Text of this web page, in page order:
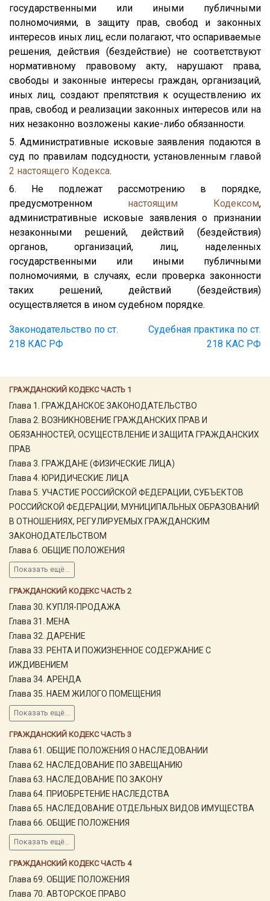
ГРАЖДАНСКИЙ КОДЕКС ЧАСТЬ 1
Глава 1. ГРАЖДАНСКОЕ ЗАКОНОДАТЕЛЬСТВО
Глава 2. ВОЗНИКНОВЕНИЕ ГРАЖДАНСКИХ ПРАВ И
ОБЯЗАННОСТЕЙ, ОСУЩЕСТВЛЕНИЕ И ЗАЩИТА ГРАЖДАНСКИХ
ПРАВ
Глава 3. ГРАЖДАНЕ (ФИЗИЧЕСКИЕ ЛИЦА)
Глава 4. ЮРИДИЧЕСКИЕ ЛИЦА
Глава 5. УЧАСТИЕ РОССИЙСКОЙ ФЕДЕРАЦИИ, СУБЪЕКТОВ
РОССИЙСКОЙ ФЕДЕРАЦИИ, МУНИЦИПАЛЬНЫХ ОБРАЗОВАНИЙ
В ОТНОШЕНИЯХ, РЕГУЛИРУЕМЫХ ГРАЖДАНСКИМ
ЗАКОНОДАТЕЛЬСТВОМ
Глава 6. ОБЩИЕ ПОЛОЖЕНИЯ
Показать ещё...
ГРАЖДАНСКИЙ КОДЕКС ЧАСТЬ 2
Глава 30. КУПЛЯ-ПРОДАЖА
Глава 31. МЕНА
Глава 32. ДАРЕНИЕ
Глава 33. РЕНТА И ПОЖИЗНЕННОЕ СОДЕРЖАНИЕ С
ИЖДИВЕНИЕМ
Глава 34. АРЕНДА
Глава 35. НАЕМ ЖИЛОГО ПОМЕЩЕНИЯ
Показать ещё...
ГРАЖДАНСКИЙ КОДЕКС ЧАСТЬ 3
Глава 61. ОБЩИЕ ПОЛОЖЕНИЯ О НАСЛЕДОВАНИИ
Глава 62. НАСЛЕДОВАНИЕ ПО ЗАВЕЩАНИЮ
Глава 63. НАСЛЕДОВАНИЕ ПО ЗАКОНУ
Глава 64. ПРИОБРЕТЕНИЕ НАСЛЕДСТВА
Глава 65. НАСЛЕДОВАНИЕ ОТДЕЛЬНЫХ ВИДОВ ИМУЩЕСТВА
Глава 66. ОБЩИЕ ПОЛОЖЕНИЯ
Показать ещё...
ГРАЖДАНСКИЙ КОДЕКС ЧАСТЬ 4
Глава 69. ОБЩИЕ ПОЛОЖЕНИЯ
Глава 70. АВТОРСКОЕ ПРАВО
государственными или иными публичными
полномочиями, в защиту прав, свобод и законных
интересов иных лиц, если полагают, что оспариваемые
решения, действия (бездействие) не соответствуют
нормативному правовому акту, нарушают права,
свободы и законные интересы граждан, организаций,
иных лиц, создают препятствия к осуществлению их
прав, свобод и реализации законных интересов или на
них незаконно возложены какие-либо обязанности.
5. Административные исковые заявления подаются в
суд по правилам подсудности, установленным главой
2 настоящего Кодекса.
6. Не подлежат рассмотрению в порядке,
предусмотренном настоящим Кодексом,
административные исковые заявления о признании
незаконными решений, действий (бездействия)
органов, организаций, лиц, наделенных
государственными или иными публичными
полномочиями, в случаях, если проверка законности
таких решений, действий (бездействия)
осуществляется в ином судебном порядке.
Законодательство по ст.
218 КАС РФ
Судебная практика по ст.
218 КАС РФ